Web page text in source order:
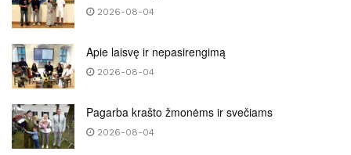
2026-08-04
Apie laisvę ir nepasirengimą
2026-08-04
Pagarba krašto žmonėms ir svečiams
2026-08-04